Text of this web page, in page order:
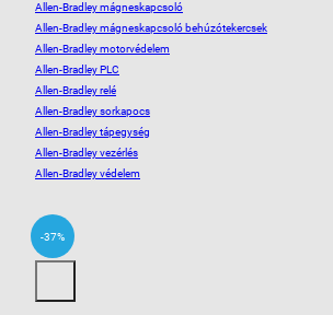
Allen-Bradley mágneskapcsoló
Allen-Bradley mágneskapcsoló behúzótekercsek
Allen-Bradley motorvédelem
Allen-Bradley PLC
Allen-Bradley relé
Allen-Bradley sorkapocs
Allen-Bradley tápegység
Allen-Bradley vezérlés
Allen-Bradley védelem
-37%